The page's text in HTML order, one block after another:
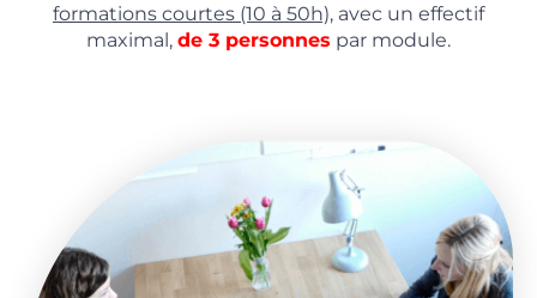
formations courtes (10 à 50h), avec un effectif
maximal, de 3 personnes par module.